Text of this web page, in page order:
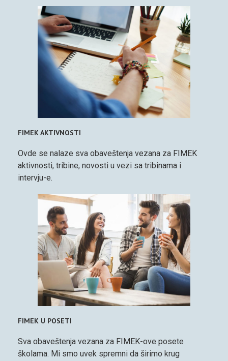
FIMEK AKTIVNOSTI
Ovde se nalaze sva obaveštenja vezana za FIMEK
aktivnosti, tribine, novosti u vezi sa tribinama i
intervju-e.
FIMEK U POSETI
Sva obaveštenja vezana za FIMEK-ove posete
školama. Mi smo uvek spremni da širimo krug